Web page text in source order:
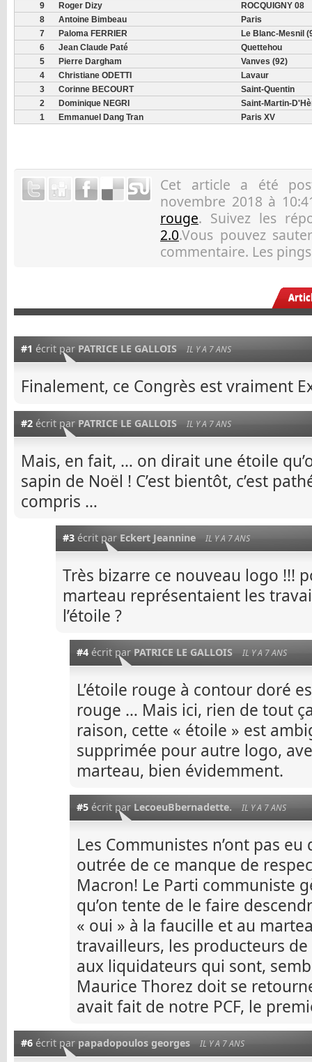
9
Roger Dizy
ROCQUIGNY 08
8
Antoine Bimbeau
Paris
7
Paloma FERRIER
Le Blanc-Mesnil
6
Jean Claude Paté
Quettehou
5
Pierre Dargham
Vanves (92)
4
Christiane ODETTI
Lavaur
3
Corinne BECOURT
Saint-Quentin
2
Dominique NEGRI
Saint-Martin-
1
Emmanuel Dang Tran Paris XV
Cet article a été
novembre 2018 à
rouge. Suivez les
2.0.Vous pouvez
commentaire. Les
#1 écrit par PATRICE LE GALLOIS IL Y A 7 ANS
Finalement, ce Congrès est vraiment
#2 écrit par PATRICE LE GALLOIS IL Y A 7 ANS
Mais, en fait, … on dirait une étoile
sapin de Noël ! C’est bientôt, c’est
compris …
#3 écrit par Eckert Jeannine IL Y A 7 ANS
Très bizarre ce nouveau logo !!!
marteau représentaient les
l’étoile ?
#4 écrit par PATRICE LE GALLOIS IL Y A 7 ANS
L’étoile rouge à contour doré
rouge … Mais ici, rien de tout
raison, cette « étoile » est
supprimée pour autre logo,
marteau, bien évidemment.
#5 écrit par LecoeuBbernadette. IL Y A 7 ANS
Les Communistes n’ont pas
outrée de ce manque de
Macron! Le Parti communiste
qu’on tente de le faire
« oui » à la faucille et au
travailleurs, les producteurs de
aux liquidateurs qui sont,
Maurice Thorez doit se
avait fait de notre PCF, le
#6 écrit par papadopoulos georges IL Y A 7 ANS